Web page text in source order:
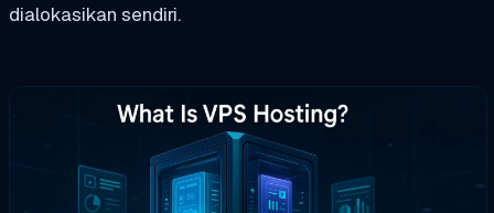
dialokasikan sendiri.